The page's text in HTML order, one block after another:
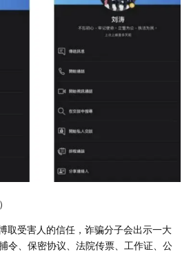
取受害人的信任，诈骗分子会出示一大
令、保密协议、法院传票、工作证、公